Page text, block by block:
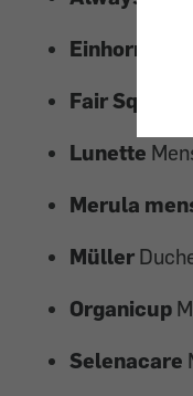
Einhorn
Fair
Lunette
Merula
Müller
Organicup
Selenacare